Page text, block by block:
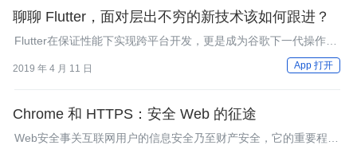
聊聊 Flutter，面对层出不穷的新技术该如何跟进？
Flutter在保证性能下实现跨平台开发，更是成为谷歌下一代操作系
统的UI框架，为移动技术的发展提供了非常大的想象空间。
2019 年 4 月 11 日 App 打开
Chrome 和 HTTPS：安全 Web 的征途
Web安全事关互联网用户的信息安全乃至财产安全，它的重要程度